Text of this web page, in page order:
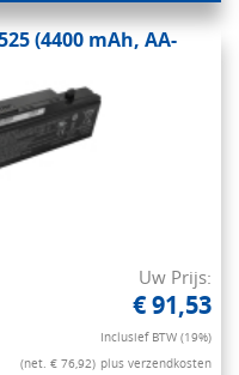
(4400 mAh, AA-
Uw Prijs:
€ 91,53
Inclusief BTW (19%)
(net. € 76,92) plus verzendkosten